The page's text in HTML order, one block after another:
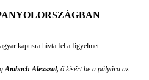
kapusra hívta fel a figyelmet.
Ambach Alexszal, ő kísért be a pályára az